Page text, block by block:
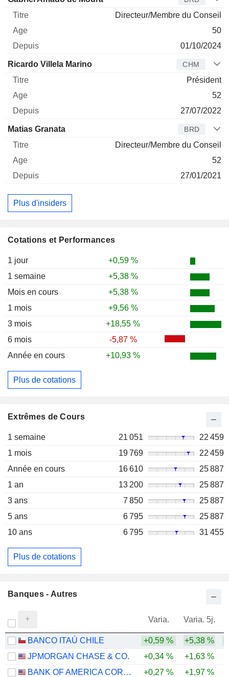
Cotations et Performances
1 jour
+0,59 %
1 semaine
+5,38 %
Mois en cours
+5,38 %
1 mois
+9,56 %
3 mois
+18,55 %
6 mois
-5,87 %
Année en cours
+10,93 %
Plus de cotations
Extrêmes de Cours
1 semaine 21 051
22 459
1 mois
19 769
22 459
Année en cours
16 610
25 887
1 an
13 200
25 887
3 ans
7 850
25 887
5 ans
6 795
25 887
10 ans
6 795 31 455
Plus de cotations
Directeur/Membre du Conseil
50
01/10/2024
Ricardo Villela Marino CHM
Président
52
27/07/2022
Matias Granata BRD
Directeur/Membre du Conseil
52
27/01/2021
Plus d'insiders
Banques - Autres
Varia. Varia. 5j.
BANCO ITAÚ CHILE +0,59 % +5,38 %
JPMORGAN CHASE & CO.
+0,34 % +1,63 %
BANK OF AMERICA CORPORATION
+0,27 % +1,97 %